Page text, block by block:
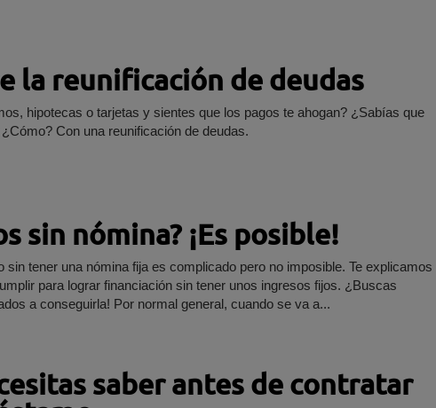
la reunificación de deudas
hipotecas o tarjetas y sientes que los pagos te ahogan? ¿Sabías que
Con una reunificación de deudas.
sin nómina? ¡Es posible!
sin tener una nómina fija es complicado pero no imposible. Te explicamos
para lograr financiación sin tener unos ingresos fijos. ¿Buscas
financiación? ¡Te ayudados a conseguirla! Por normal general, cuando se va a...
saber antes de contratar